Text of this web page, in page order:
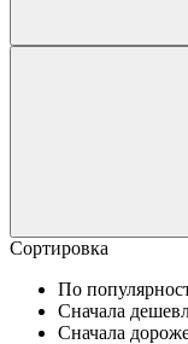
Сортировка
По
Сначала
Сначала